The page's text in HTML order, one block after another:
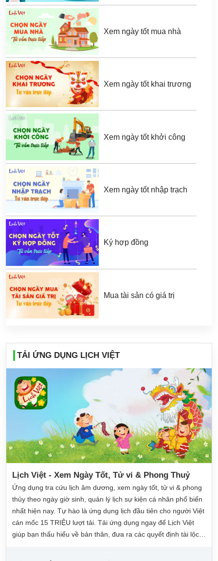
Xem ngày tốt mua nhà
Xem ngày tốt khai trương
Xem ngày tốt khởi công
Xem ngày tốt nhập trạch
Ký hợp đồng
Mua tài sản có giá trị
TẢI ỨNG DỤNG LỊCH VIỆT
Lịch Việt - Xem Ngày Tốt, Tử vi & Phong Thuỷ
Ứng dụng tra cứu lịch âm dương, xem ngày tốt, tử vi & phong
thủy theo ngày giờ sinh, quản lý lịch sự kiện cá nhân phổ biến
nhất hiện nay. Tự hào là ứng dụng lịch đầu tiên cho người Việt
cán mốc 15 TRIỆU lượt tải. Tải ứng dụng ngay để Lịch Việt
giúp bạn thấu hiểu về bản thân, đưa ra các quyết định tài lộc,